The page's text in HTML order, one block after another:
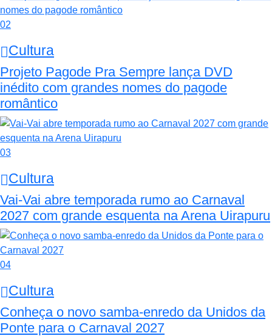
02
Cultura
Projeto Pagode Pra Sempre lança DVD
inédito com grandes nomes do pagode
romântico
03
Cultura
Vai-Vai abre temporada rumo ao Carnaval
2027 com grande esquenta na Arena Uirapuru
04
Cultura
Conheça o novo samba-enredo da Unidos da
Ponte para o Carnaval 2027